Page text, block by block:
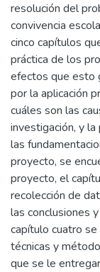
resolución del
convivencia
cinco capítulos
práctica de los
efectos que esto
por la aplicación
cuáles son las
investigación, y
las
proyecto, se
proyecto, el
recolección de
las conclusiones
capítulo cuatro
técnicas y
que se le